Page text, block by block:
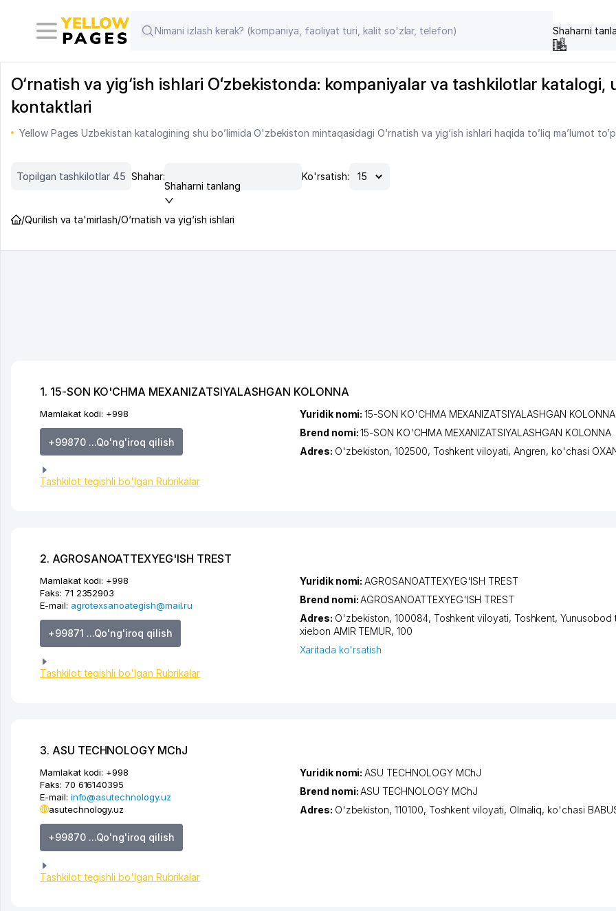
Shaharni
O‘rnatish va yig‘ish ishlari Oʻzbekistonda: kompaniyalar va tashkilotlar
kontaktlari
Yellow Pages Uzbekistan katalogining shu bo’limida O'zbekiston mintaqasidagi O‘rnatish va yig‘ish ishlari haqida to’liq ma’lumot
Topilgan tashkilotlar 45 Shahar:
Shaharni tanlang
Ko'rsatish:
/Qurilish va ta'mirlash/O‘rnatish va yig‘ish ishlari
1. 15-SON KO'CHMA MEXANIZATSIYALASHGAN KOLONNA
Mamlakat kodi: +998
+99870 ...Qo'ng'iroq qilish
Tashkilot tegishli bo'lgan Rubrikalar
Yuridik nomi:15-SON KO'CHMA MEXANIZATSIYALASHGAN KOLONNA
Brend nomi:15-SON KO'CHMA MEXANIZATSIYALASHGAN KOLONNA
Adres: O'zbekiston, 102500, Toshkent viloyati, Angren, ko'chasi
2. AGROSANOATTEXYEG'ISH TREST
Mamlakat kodi: +998
Faks: 71 2352903
E-mail: agrotexsanoategish@mail.ru
+99871 ...Qo'ng'iroq qilish
Tashkilot tegishli bo'lgan Rubrikalar
Yuridik nomi:AGROSANOATTEXYEG'ISH TREST
Brend nomi:AGROSANOATTEXYEG'ISH TREST
Adres: O'zbekiston, 100084, Toshkent viloyati, Toshkent,Yunusobod
xiеbon AMIR TEMUR, 100
Xaritada ko'rsatish
3. ASU TECHNOLOGY MChJ
Mamlakat kodi: +998
Faks: 70 616140395
E-mail: info@asutechnology.uz
asutechnology.uz
+99870 ...Qo'ng'iroq qilish
Tashkilot tegishli bo'lgan Rubrikalar
Yuridik nomi:ASU TECHNOLOGY MChJ
Brend nomi:ASU TECHNOLOGY MChJ
Adres: O'zbekiston, 110100, Toshkent viloyati, Olmaliq, ko'chasi